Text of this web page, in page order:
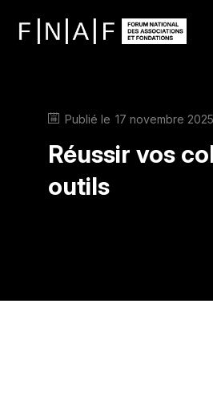
Publié le 17 novembre 2025
Réussir vos
outils